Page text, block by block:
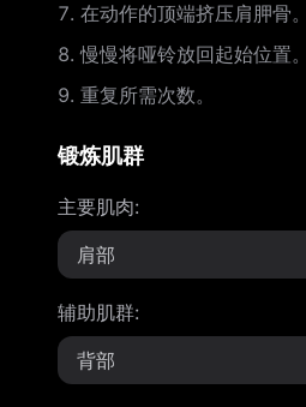
在动作的顶端挤压肩胛骨。
慢慢将哑铃放回起始位置。
重复所需次数。
锻炼肌群
主要肌肉:
肩部
辅助肌群:
背部